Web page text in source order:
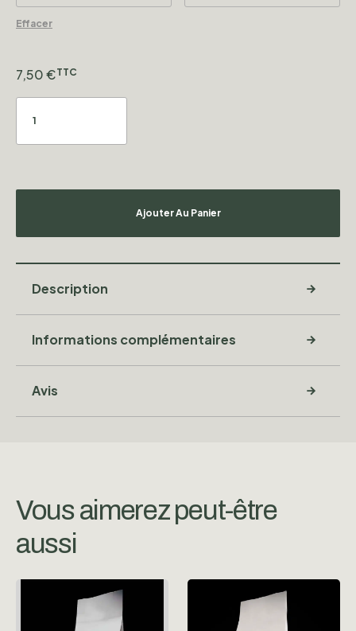
Effacer
7,50€TTC
Ajouter Au Panier
Description
Informations complémentaires
Avis
Vous aimerez peut-être
aussi